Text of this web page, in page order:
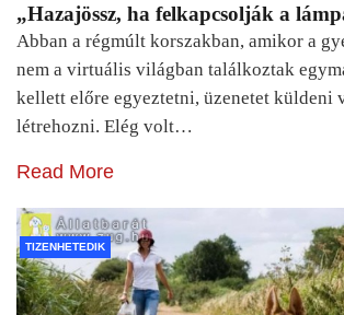
„Hazajössz, ha felkapcsolják a
Abban a régmúlt korszakban, amikor a
nem a virtuális világban találkoztak
kellett előre egyeztetni, üzenetet küldeni
létrehozni. Elég volt…
Read More
TIZENHETEDIK